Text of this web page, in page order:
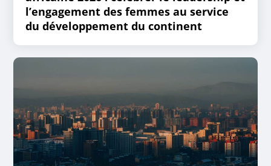
l’engagement des femmes au service
du développement du continent